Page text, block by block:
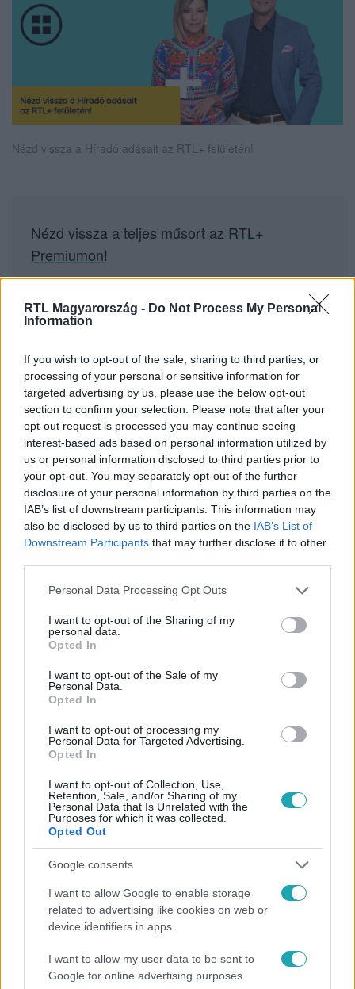
RTL Magyarország - Do Not Process My Personal
Information
If you wish to opt-out of the sale, sharing to third parties, or
processing of your personal or sensitive information for
targeted advertising by us, please use the below opt-out
section to confirm your selection. Please note that after your
opt-out request is processed you may continue seeing
interest-based ads based on personal information utilized by
us or personal information disclosed to third parties prior to
your opt-out. You may separately opt-out of the further
disclosure of your personal information by third parties on the
IAB’s list of downstream participants. This information may
also be disclosed by us to third parties on the IAB’s List of
Downstream Participants that may further disclose it to other
Please note that this website/app uses one or more Google
not limited to your visit or usage behaviour. You may click to
grant or deny consent to Google and its third-party tags to
use your data for below specified purposes in below Google
consent section.
Personal Data Processing Opt Outs
I want to opt-out of the Sharing of my
personal data.
Opted In
I want to opt-out of the Sale of my
Personal Data.
Opted In
I want to opt-out of processing my
Personal Data for Targeted Advertising.
Opted In
I want to opt-out of Collection, Use,
Retention, Sale, and/or Sharing of my
Personal Data that Is Unrelated with the
Purposes for which it was collected.
Opted Out
Google consents
I want to allow Google to enable storage
related to advertising like cookies on web or
device identifiers in apps.
I want to allow my user data to be sent to
Google for online advertising purposes.
Nézd vissza a Híradó adásait az RTL+ felületén!
Nézd vissza a teljes műsort az RTL+
Premiumon!
legyen a Google-találatokban!
Kövess minket, és értesülj a friss hírekről a
Facebookon is!
Követem
HÍRADÓ #NEMZETI KULTURÁLIS ALAP
ADÁSRÉSZLETEK
HANKÓ BALÁZS #KULTURÁLIS ÉS INNOVÁCIÓS MINISZTER
FIDESZ #VÁLASZTÁS 2026
Népszerű